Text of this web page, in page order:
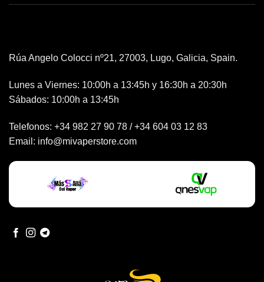
Rúa Angelo Colocci nº21, 27003, Lugo, Galicia, Spain.
Lunes a Viernes: 10:00h a 13:45h y 16:30h a 20:30h
Sábados: 10:00h a 13:45h
Telefonos: +34 982 27 90 78 /+34 604 03 12 83
Email: info@mivaperstore.com